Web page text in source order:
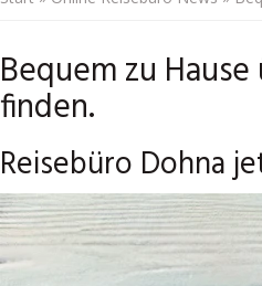
Bequem zu
finden.
Reisebüro Dohna